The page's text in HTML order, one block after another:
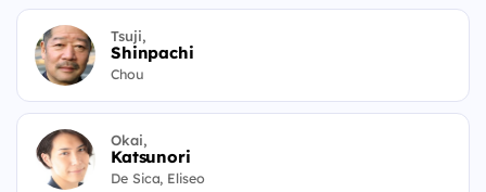
Tsuji,
Shinpachi
Chou
Okai,
Katsunori
De Sica, Eliseo